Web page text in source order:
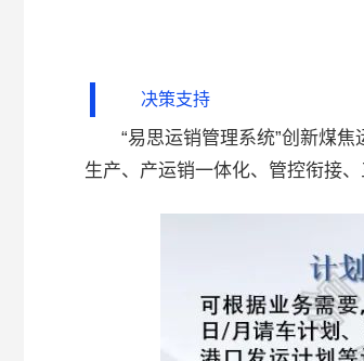
决策支持
“易思运销管理系统”创新煤
生产、产运销一体化、管控衔接